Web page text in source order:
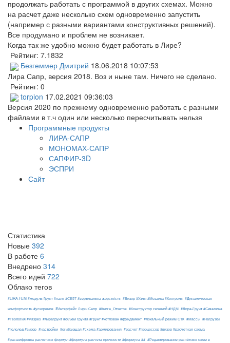
продолжать работать с программой в других схемах. Можно
на расчет даже несколько схем одновременно запустить
(например с разными вариантами конструктивных решений).
Все продумано и проблем не возникает.
Когда так же удобно можно будет работать в Лире?
Рейтинг: 7.1832
Безгеммер Дмитрий 18.06.2018 10:07:53
Лира Сапр, версия 2018. Воз и ныне там. Ничего не сделано.
Рейтинг: 0
torpion 17.02.2021 09:36:03
Версия 2020 по прежнему одновременно работать с разными
файлами в т.ч один или несколько пересчитывать нельзя
Программные продукты
ЛИРА-САПР
МОНОМАХ-САПР
САПФИР-3D
ЭСПРИ
Сайт
Статистика
Новые 392
В работе 6
Внедрено 314
Всего идей 722
Облако тегов
#LIRA-FEM #модуль Ґрунт #паля #СЕ57 #вертикальна жорсткість #Визор #Узлы #Мозаика #Контроль #Динамическая
комфортность #ускорение #Интерфейс Лиры Сапр #Книга_Отчетов #Конструктор сечений #НДМ #Лира-Грунт #Скважина
#Геология #Разрез #лирагрунт #объем грунта #грунт #котлован #фундамент #локальный режим СТК #Массы #Нагрузки
#гололед #визор #настройки #огибающая #схема #армирования #расчет #процессор #визор #расчетная схема
#расшифровка расчетных формул #формула расчета прочности #формула ## #Редактирование расчётных схем в